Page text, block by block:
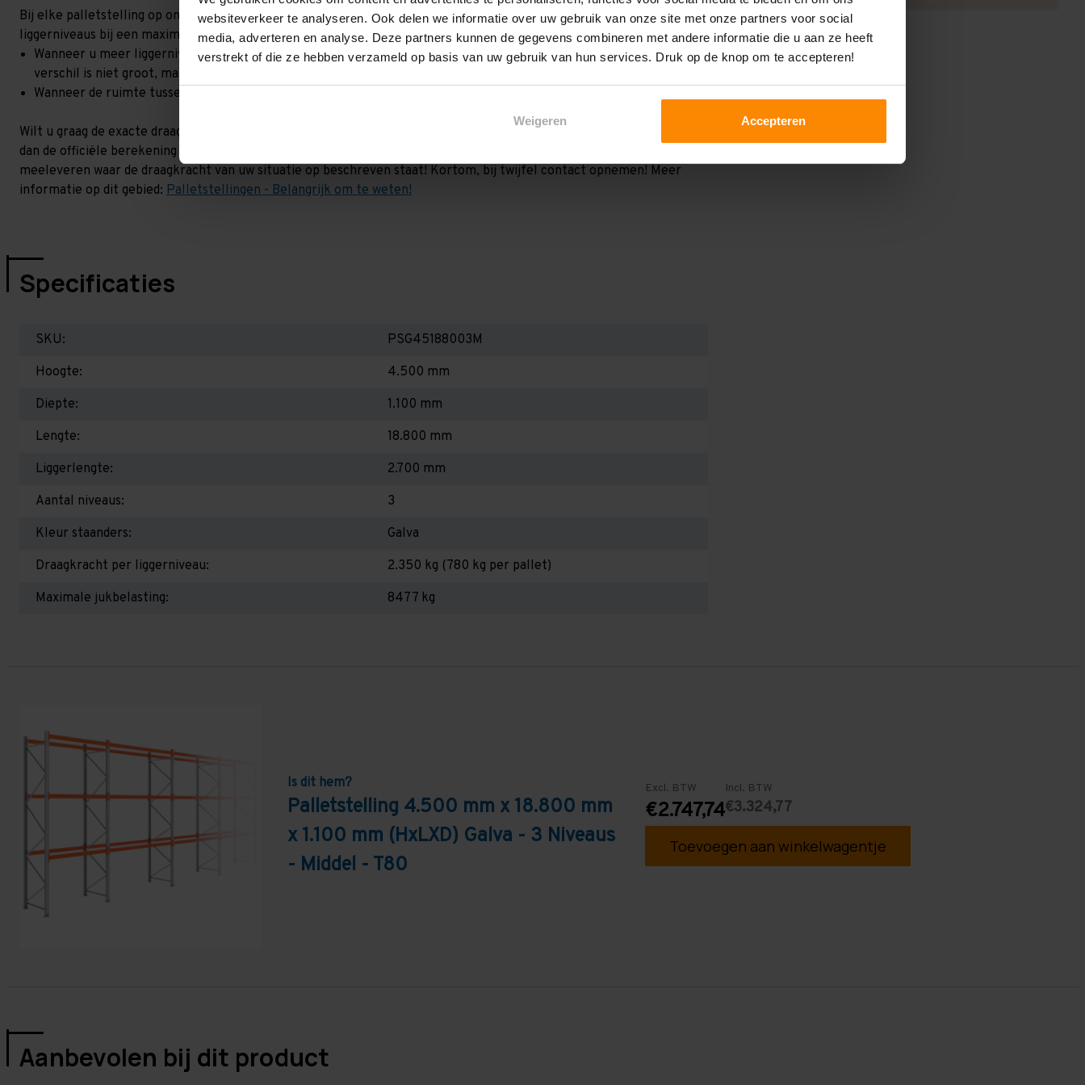
websiteverkeer te analyseren. Ook delen we informatie over uw gebruik van onze site met onze partners voor social
media, adverteren en analyse. Deze partners kunnen de gegevens combineren met andere informatie die u aan ze heeft
verstrekt of die ze hebben verzameld op basis van uw gebruik van hun services. Druk op de knop om te accepteren!
Weigeren Accepteren
Bij elke palletstelling op onze site, staat een draagkracht vermeld. Dit is de draagkracht berekend a.h.v. 2
liggerniveaus bij een maximale hoogteverschil. Goed om te weten:
Wanneer u meer liggerniveaus toevoegt, kan het zijn dat het draagvermogen per liggerniveau iets lager uit valt. Dit
verschil is niet groot, maar wel het beste om dit te laten berekenen!
Wanneer de ruimte tussen de liggerniveaus kleiner is dan 2,25 meter, valt de draagkracht juist iets hoger uit.
Wilt u graag de exacte draagkracht weten in uw situatie? Dan dient u even contact met ons op te nemen. Wij voeren
dan de officiële berekening uit. Dit doen we gratis en voor niets. Wij kunnen ook belastingbordjes of stickers
meeleveren waar de draagkracht van uw situatie op beschreven staat! Kortom, bij twijfel contact opnemen! Meer
informatie op dit gebied: Palletstellingen - Belangrijk om te weten!
Specificaties
SKU:
PSG45188003M
Hoogte:
4.500 mm
Diepte:
1.100 mm
Lengte:
18.800 mm
Liggerlengte:
2.700 mm
Aantal niveaus:
3
Kleur staanders:
Galva
Draagkracht per liggerniveau:
2.350 kg (780 kg per pallet)
Maximale jukbelasting:
8477 kg
Is dit hem?
Palletstelling 4.500 mm x 18.800 mm
x 1.100 mm (HxLXD) Galva - 3 Niveaus
- Middel - T80
Excl. BTW
€2.747,74
Incl. BTW
€3.324,77
Toevoegen aan winkelwagentje
Aanbevolen bij dit product